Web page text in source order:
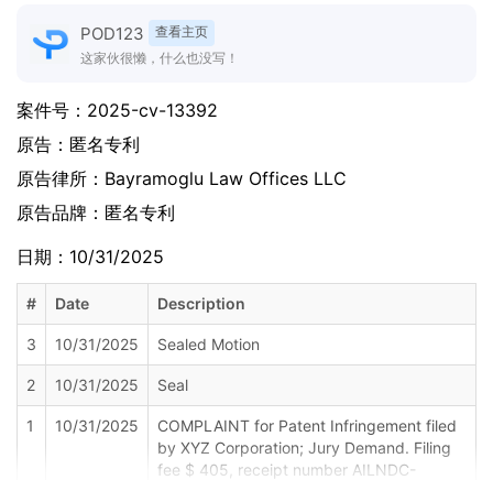
POD123
查看主页
这家伙很懒，什么也没写！
案件号： 2025-cv-13392
原告： 匿名专利
原告律所：Bayramoglu Law Offices LLC
原告品牌： 匿名专利
日期：10/31/2025
# Date Description
3 10/31/2025 Sealed Motion
2 10/31/2025 Seal
1 10/31/2025
COMPLAINT for Patent Infringement filed
by XYZ Corporation; Jury Demand. Filing
fee $ 405, receipt number AILNDC-